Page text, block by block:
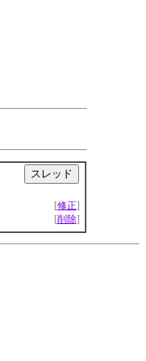
[修正]
[削除]